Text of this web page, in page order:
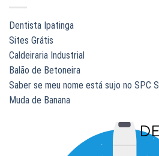
Dentista Ipatinga
Sites Grátis
Caldeiraria Industrial
Balão de Betoneira
Saber se meu nome está sujo no SPC
Muda de Banana